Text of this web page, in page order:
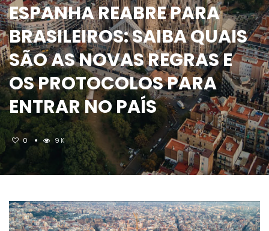
ESPANHA REABRE PARA
BRASILEIROS: SAIBA QUAIS
SÃO AS NOVAS REGRAS E
OS PROTOCOLOS PARA
ENTRAR NO PAÍS
0 9K